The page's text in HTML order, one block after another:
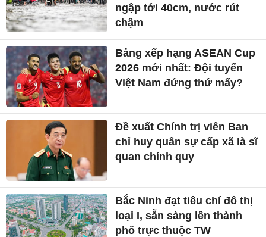
ngập tới 40cm, nước rút
chậm
Bảng xếp hạng ASEAN Cup
2026 mới nhất: Đội tuyển
Việt Nam đứng thứ mấy?
Đề xuất Chính trị viên Ban
chỉ huy quân sự cấp xã là sĩ
quan chính quy
Bắc Ninh đạt tiêu chí đô thị
loại I, sẵn sàng lên thành
phố trực thuộc TW